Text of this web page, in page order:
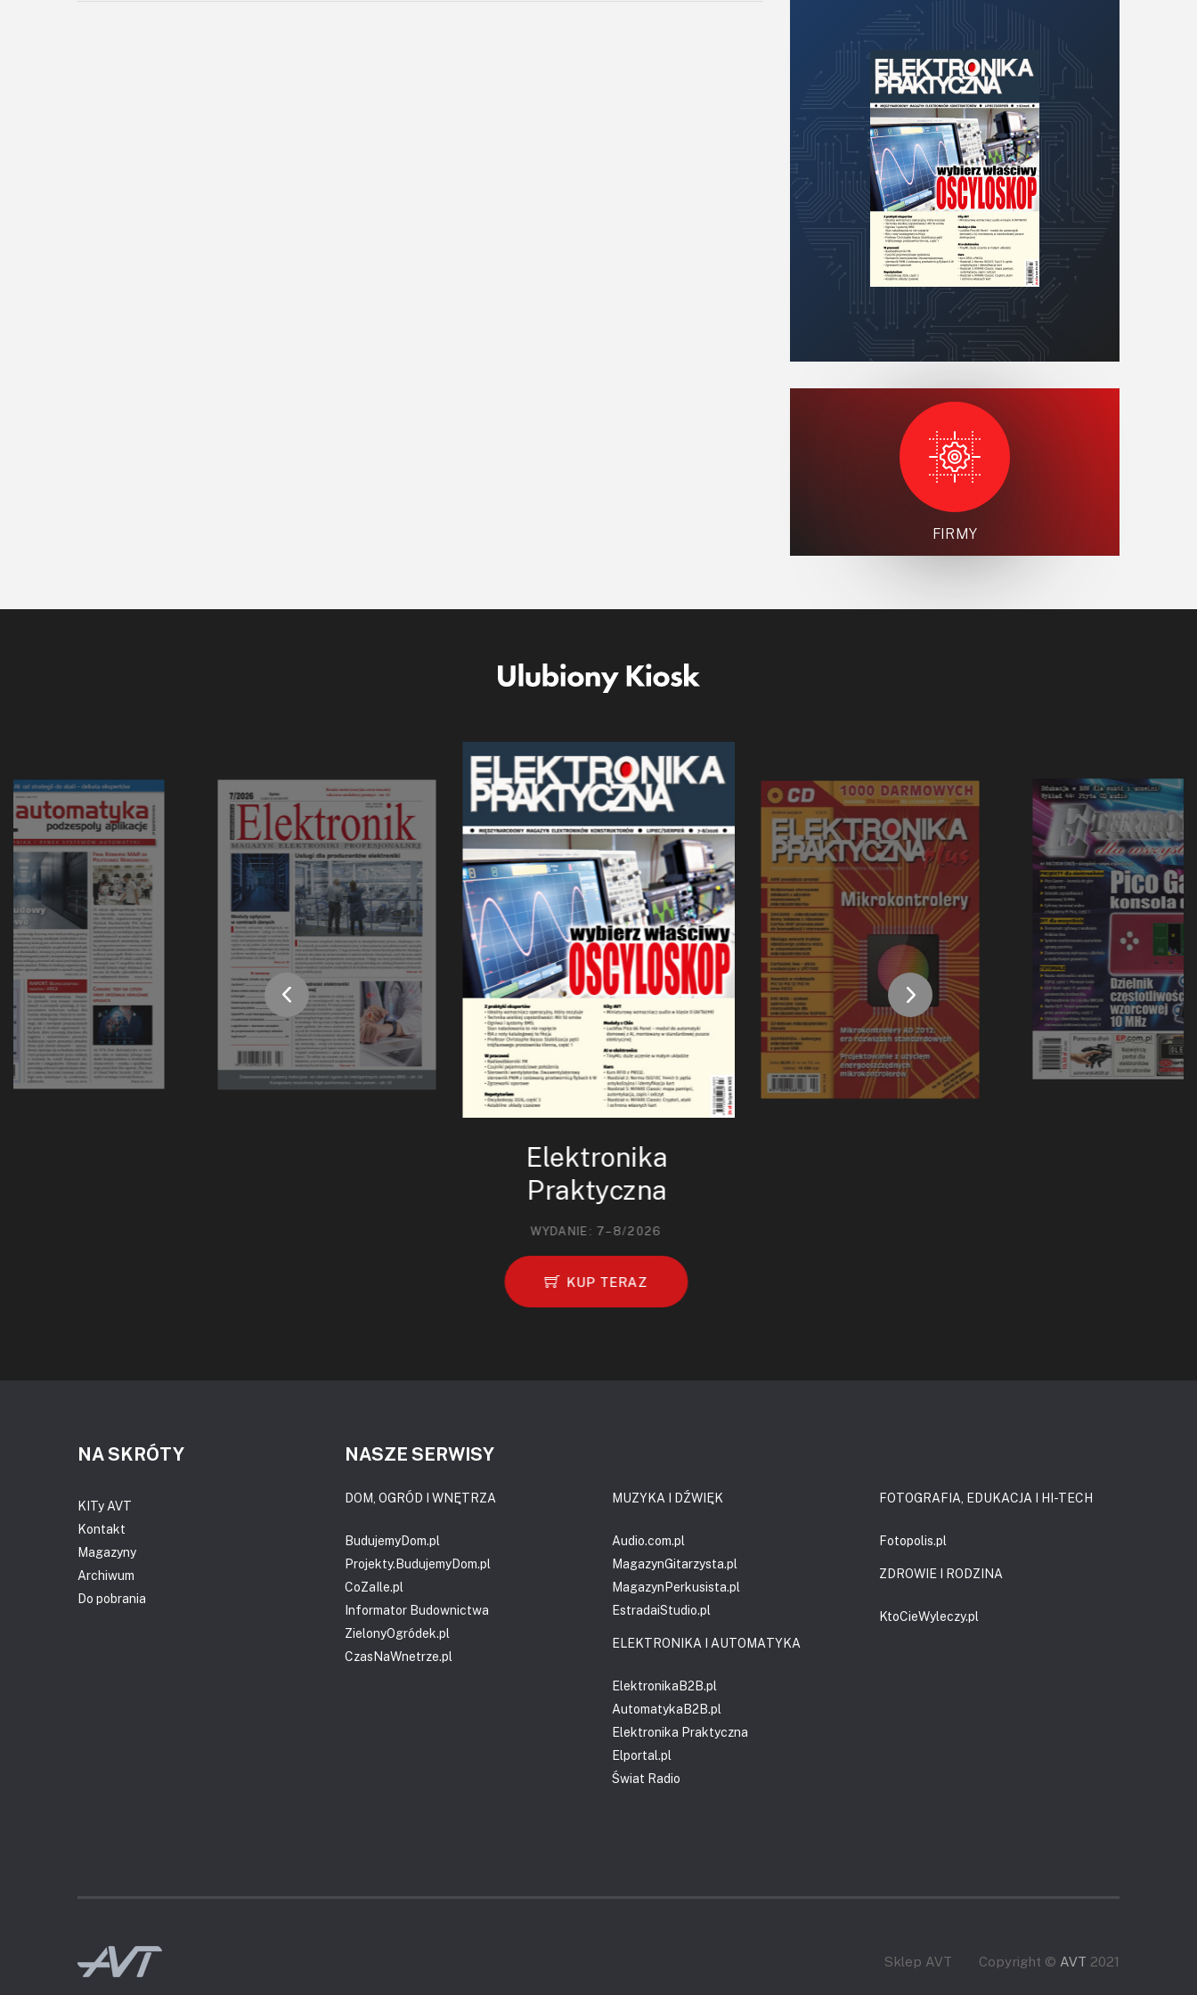
Newsletter
Magazyny
Archiwum
Do pobrania
FIRMY
Elektronika
Praktyczna
WYDANIE: 7–8/2026
KUP TERAZ
NA SKRÓTY
KITy AVT
Kontakt
Magazyny
Archiwum
Do pobrania
NASZE SERWISY
DOM, OGRÓD I WNĘTRZA
BudujemyDom.pl
Projekty.BudujemyDom.pl
CoZaIle.pl
Informator Budownictwa
ZielonyOgródek.pl
CzasNaWnetrze.pl
MUZYKA I DŹWIĘK
Audio.com.pl
MagazynGitarzysta.pl
MagazynPerkusista.pl
EstradaiStudio.pl
ELEKTRONIKA I AUTOMATYKA
ElektronikaB2B.pl
AutomatykaB2B.pl
Elektronika Praktyczna
Elportal.pl
Świat Radio
FOTOGRAFIA, EDUKACJA I HI-TECH
Fotopolis.pl
ZDROWIE I RODZINA
KtoCieWyleczy.pl
Sklep AVT Copyright © AVT 2021